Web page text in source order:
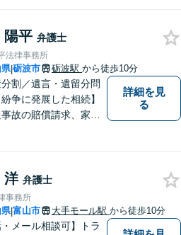
陽平 弁護士
法律事務所
|砺波市 砺波駅 から徒歩10分
分割／遺言・遺留分問
争に発展した相続】
事故の賠償請求、家族
の代理人活動を行い
顧問契約先の法律相
人の方の法律相談対応
詳細を見
る
洋 弁護士
事務所
|富山市 大手モール駅 から徒歩10分
・メール相談可】トラ